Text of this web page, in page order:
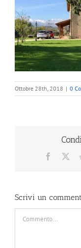
Ottobre 28th, 2018 | 0
Scrivi un